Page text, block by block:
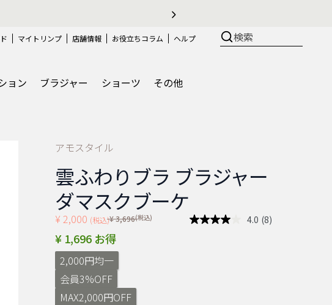
単♪ブラサイズの測り方、選び方
マイトリンプ 店舗情報 お役立ちコラム ヘルプ
ョン ブラジャー ショーツ その他
検索
アモスタイル
雲ふわりブラ ブラジャー
ダマスクブーケ
¥ 2,000 (税込)Price reduced from
¥ 3,696(税込) 4.0 レ
(8)
¥ 1,696 お得
2,000円均一
会員3%OFF
MAX2,000円OFF